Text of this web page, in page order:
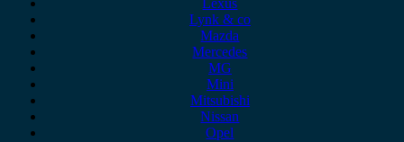
Lexus
Lynk & co
Mazda
Mercedes
MG
Mini
Mitsubishi
Nissan
Opel